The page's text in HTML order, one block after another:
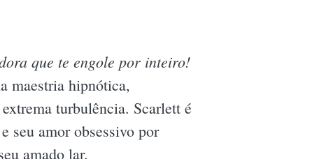
que te engole por inteiro!
maestria hipnótica,
turbulência. Scarlett é
seu amor obsessivo por
amado lar.